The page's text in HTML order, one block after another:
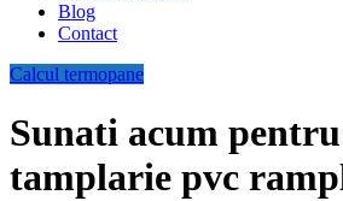
Blog
Contact
Calcul termopane
Sunati acum
tamplarie pvc